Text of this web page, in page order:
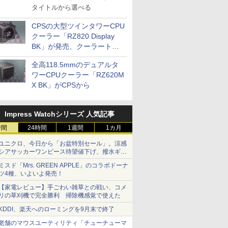
タイトルから選べる
CPSの大型ツインタワーCPU
クーラー「RZ820 Display
BK」が発売、クーラートッ
プに5インチ液晶搭載
全高118.5mmのデュアルタ
ワーCPUクーラー「RZ620M
X BK」がCPSから
Impress Watchシリーズ 人気記事
24時間 1週間 1カ月
ニクロ、今日から「お盆特別セール」。涼感
アサッカーワンピース待望値下げ、撥水ギア
ョーツは1990円に
スド「Mrs. GREEN APPLE」のコラボドーナ
4種、いよいよ発売！
家電レビュー】手ごわい雑草との戦い、コメ
の草刈機で完全勝利 掃除機感覚で使えた
、楽天へのローミングを9月末で終了
舗のマウスユーティリティ「チューチューマ